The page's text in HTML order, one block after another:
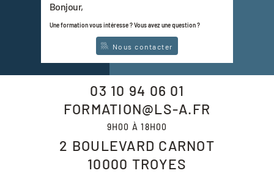
Bonjour,
Une formation vous intéresse ? Vous avez une question ?
Nous contacter
03 10 94 06 01
FORMATION@LS-A.FR
2 BOULEVARD CARNOT
10000 TROYES
9H00 À 18H00